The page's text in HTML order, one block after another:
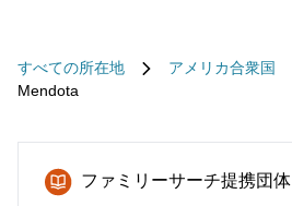
すべての所在地 アメリカ合衆国
Mendota
ファミリーサーチ提携団体